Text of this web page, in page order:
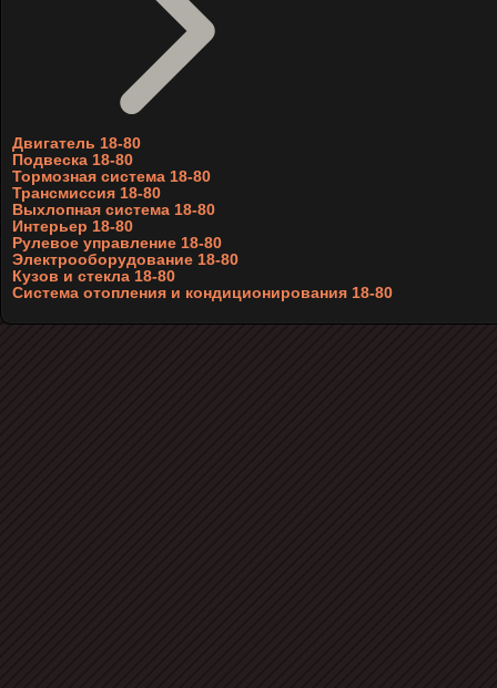
Двигатель 18-80
Подвеска 18-80
Тормозная система 18-80
Трансмиссия 18-80
Выхлопная система 18-80
Интерьер 18-80
Рулевое управление 18-80
Электрооборудование 18-80
Кузов и стекла 18-80
Система отопления и кондиционирования 18-80